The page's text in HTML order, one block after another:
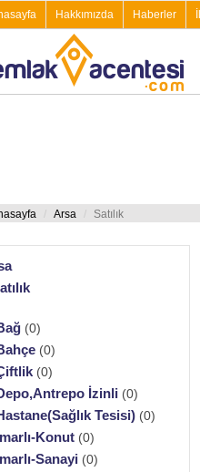
Hakkımızda Haberler
Arsa Satılık
(0)
(0)
(0)
İzinli (0)
Tesisi) (0)
Konut (0)
Sanayi (0)